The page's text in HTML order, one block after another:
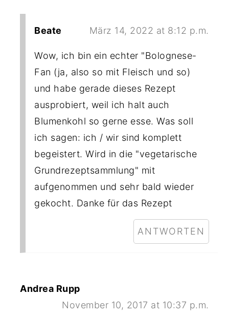
Beate März 14, 2022 at 8:12 p.m.
Wow, ich bin ein echter "Bolognese-
Fan (ja, also so mit Fleisch und so)
und habe gerade dieses Rezept
ausprobiert, weil ich halt auch
Blumenkohl so gerne esse. Was soll
ich sagen: ich / wir sind komplett
begeistert. Wird in die "vegetarische
Grundrezeptsammlung" mit
aufgenommen und sehr bald wieder
gekocht. Danke für das Rezept
ANTWORTEN
Andrea Rupp
November 10, 2017 at 10:37 p.m.